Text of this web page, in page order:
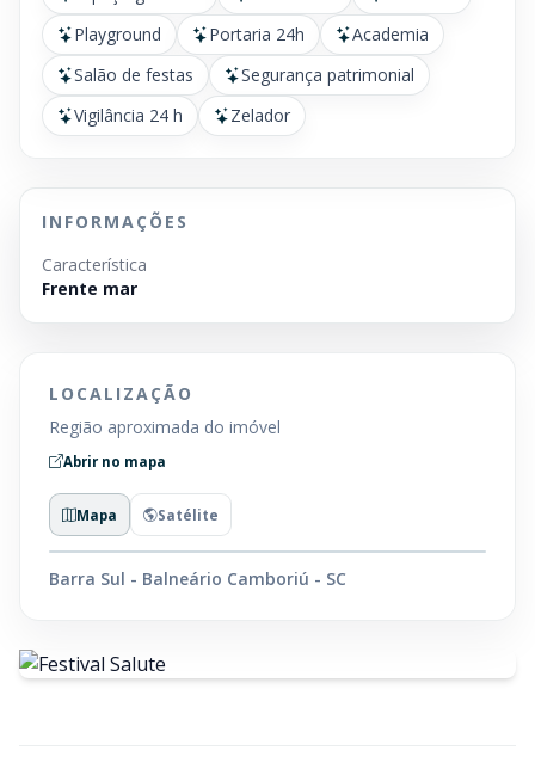
Playground
Portaria 24h
Academia
Salão de festas
Segurança patrimonial
Vigilância 24 h
Zelador
INFORMAÇÕES
Característica
Frente mar
LOCALIZAÇÃO
Região aproximada do imóvel
Abrir no mapa
Mapa Satélite
Barra Sul - Balneário Camboriú - SC